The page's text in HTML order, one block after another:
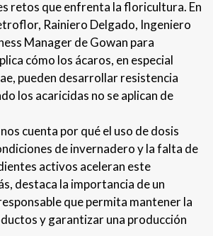
retos que enfrenta la floricultura. En
Rainiero Delgado, Ingeniero
Manager de Gowan para
cómo los ácaros, en especial
pueden desarrollar resistencia
los acaricidas no se aplican de
cuenta por qué el uso de dosis
de invernadero y la falta de
activos aceleran este
destaca la importancia de un
que permita mantener la
y garantizar una producción